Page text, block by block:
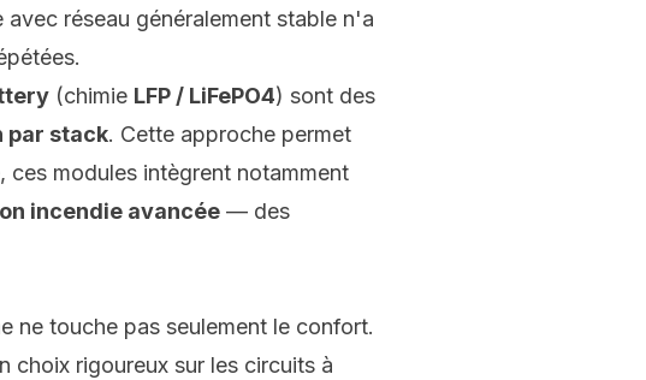
réseau généralement stable n'a
(chimie LFP / LiFePO4) sont des
par stack. Cette approche permet
modules intègrent notamment
incendie avancée — des
ne touche pas seulement le confort.
choix rigoureux sur les circuits à